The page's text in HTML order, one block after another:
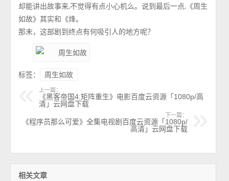
却能讲出故事来,不觉得有点小心机么。说到最后一点,《周生
如故》其实和《烽。
那末，这部剧到终点有何吸引人的地方呢？
标签： 周生如故
上一篇：
《黑客帝国4:矩阵重生》电影百度云资源「1080p/高
清」云网盘下载
下一篇：
《程序员那么可爱》全集电视剧百度云资源「1080p/
高清」云网盘下载
相关文章